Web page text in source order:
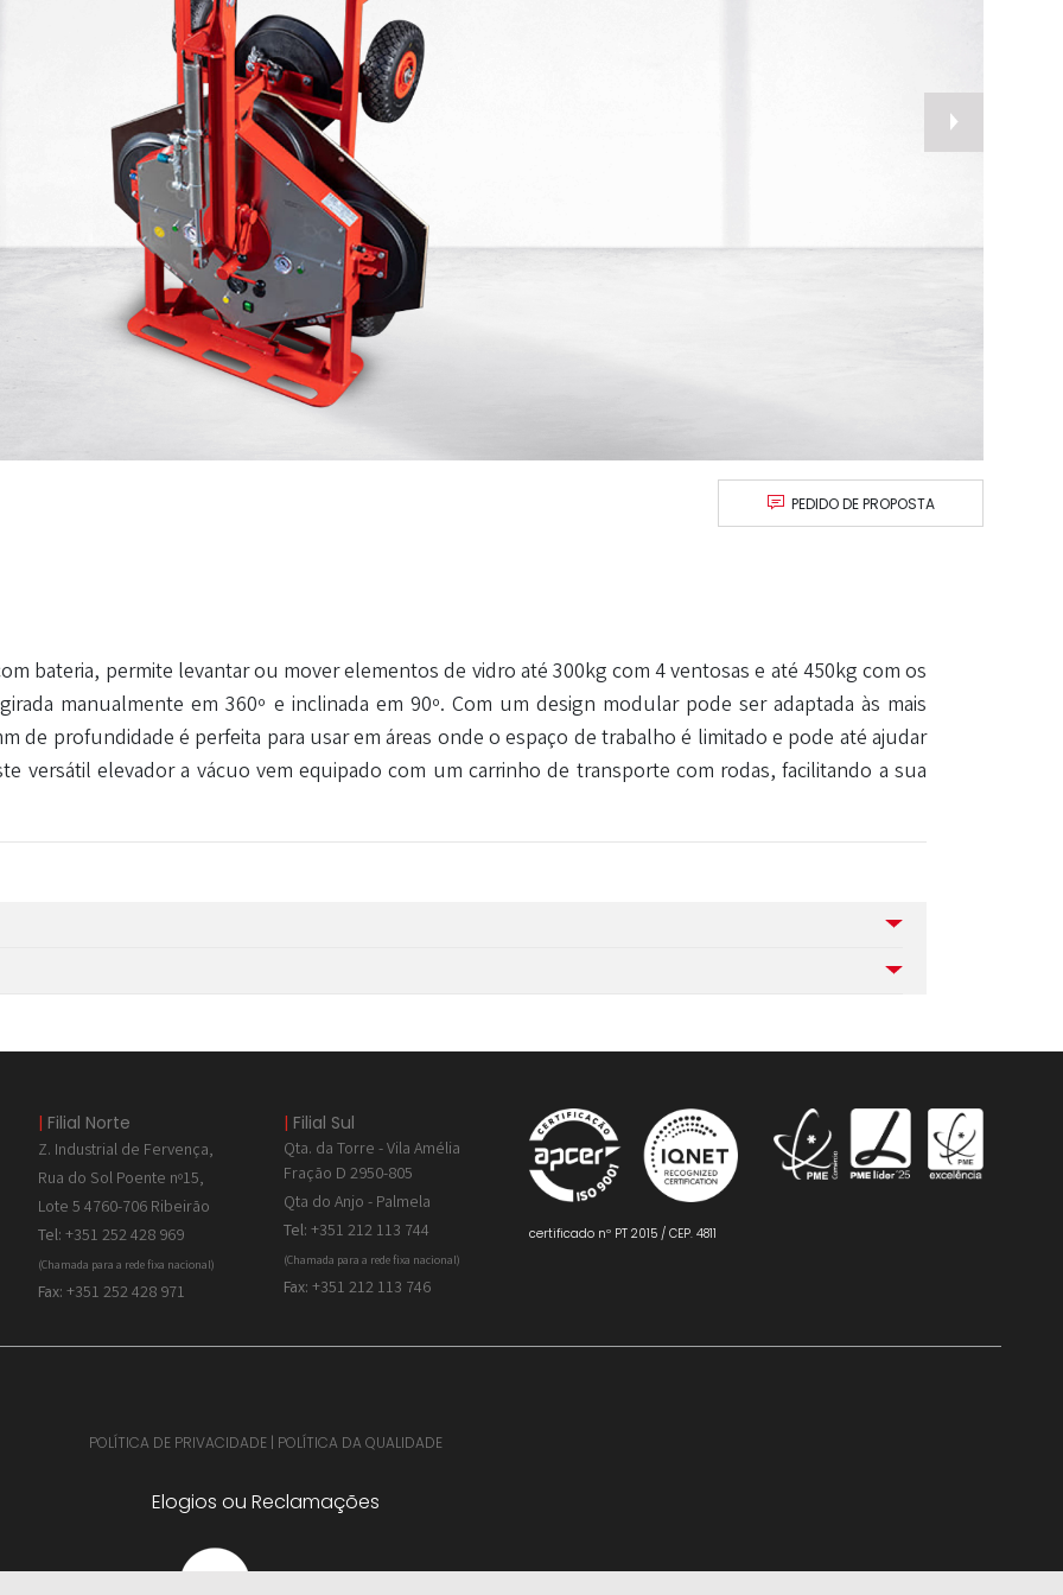
PEDIDO DE PROPOSTA
bateria, permite levantar ou mover elementos de vidro até 300kg com 4 ventosas e até 450kg com os
manualmente em 360º e inclinada em 90º. Com um design modular pode ser adaptada às mais
de profundidade é perfeita para usar em áreas onde o espaço de trabalho é limitado e pode até ajudar
versátil elevador a vácuo vem equipado com um carrinho de transporte com rodas, facilitando a sua
| Filial Norte
Z. Industrial de Fervença,
Rua do Sol Poente nº15,
Lote 5 4760-706 Ribeirão
Tel:+351 252 428 969
(Chamada para a rede fixa nacional)
Fax:+351 252 428 971
| Filial Sul
Qta. da Torre - Vila Amélia
Fração D 2950-805
Qta do Anjo - Palmela
Tel: +351 212 113 744
(Chamada para a rede fixa nacional)
Fax: +351 212 113 746
certificado nº PT 2015 / CEP. 4811
POLÍTICA DE PRIVACIDADE | POLÍTICA DA QUALIDADE
Elogios ou Reclamações